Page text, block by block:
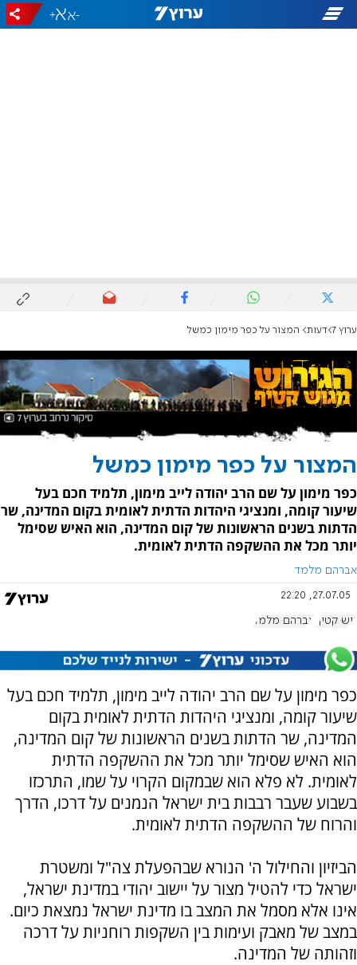
-
+
ערוץ 7 דעות המצור על כפר מימון כמשל
המצור על כפר מימון כמשל
כפר מימון על שם הרב יהודה לייב מימון, תלמיד חכם בעל
שיעור קומה, ומנציגי היהדות הדתית לאומית בקום המדינה, שר
הדתות בשנים הראשונות של קום המדינה, הוא האיש שסימל
יותר מכל את ההשקפה הדתית לאומית.
אברהם מלמד
27.07.05, 22:20
גוש קטיף אברהם מלמד
כפר מימון על שם הרב יהודה לייב מימון, תלמיד חכם בעל
שיעור קומה, ומנציגי היהדות הדתית לאומית בקום
המדינה, שר הדתות בשנים הראשונות של קום המדינה,
הוא האיש שסימל יותר מכל את ההשקפה הדתית
לאומית. לא פלא הוא שבמקום הקרוי על שמו, התרכזו
בשבוע שעבר רבבות בית ישראל הנמנים על דרכו, הדרך
והרוח של ההשקפה הדתית לאומית.
הביזיון והחילול ה' הנורא שבהפעלת צה"ל ומשטרת
ישראל כדי להטיל מצור על יישוב יהודי במדינת ישראל,
אינו אלא מסמל את המצב בו מדינת ישראל נמצאת כיום.
במצב של מאבק ועימות בין השקפות רוחניות על דרכה
וזהותה של המדינה.